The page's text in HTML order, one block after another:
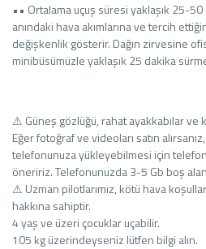
•• Ortalama uçuş süresi yaklaşık 25-50
anındaki hava akımlarına ve tercih
değişkenlik gösterir. Dağın zirvesine
minibüsümüzle yaklaşık 25 dakika
⚠ Güneş gözlüğü, rahat ayakkabılar ve
Eğer fotoğraf ve videoları satın
telefonunuza yükleyebilmesi için
öneririz. Telefonunuzda 3-5 Gb boş
⚠ Uzman pilotlarımız, kötü hava
hakkına sahiptir.
4 yaş ve üzeri çocuklar uçabilir.
105 kg üzerindeyseniz lütfen bilgi alın.